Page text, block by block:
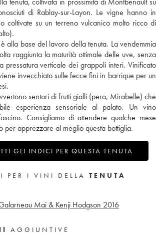
di Rablay-sur-Layon. Le vigne hanno in
coltivate su un terreno vulcanico molto ricco di
è alla base del lavoro della tenuta. La vendemmia
raggiunta la maturità ottimale delle uve, senza
pressatura verticale dei grappoli interi. Vinificato
invecchiato sulle fecce fini in barrique per un
sentori di frutti gialli (pera, Mirabelle) che
esperienza sensoriale al palato. Un vino
Consigliamo di attendere qualche mese
per apprezzare al meglio questa bottiglia.
GLI INDICI PER QUESTA TENUTA
PER I VINI DELLA TENUTA
Mai & Kenji Hodgson 2016
AGGIUNTIVE